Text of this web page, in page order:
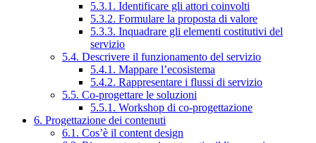
5.3.1. Identificare gli attori coinvolti
5.3.2. Formulare la proposta di valore
5.3.3. Inquadrare gli elementi costitutivi del
servizio
5.4. Descrivere il funzionamento del servizio
5.4.1. Mappare l’ecosistema
5.4.2. Rappresentare i flussi di servizio
5.5. Co-progettare le soluzioni
5.5.1. Workshop di co-progettazione
6. Progettazione dei contenuti
6.1. Cos’è il content design